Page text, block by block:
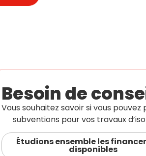
Besoin de
Vous souhaitez savoir si vous
subventions pour vos travaux
Étudions ensemble les
disponibles